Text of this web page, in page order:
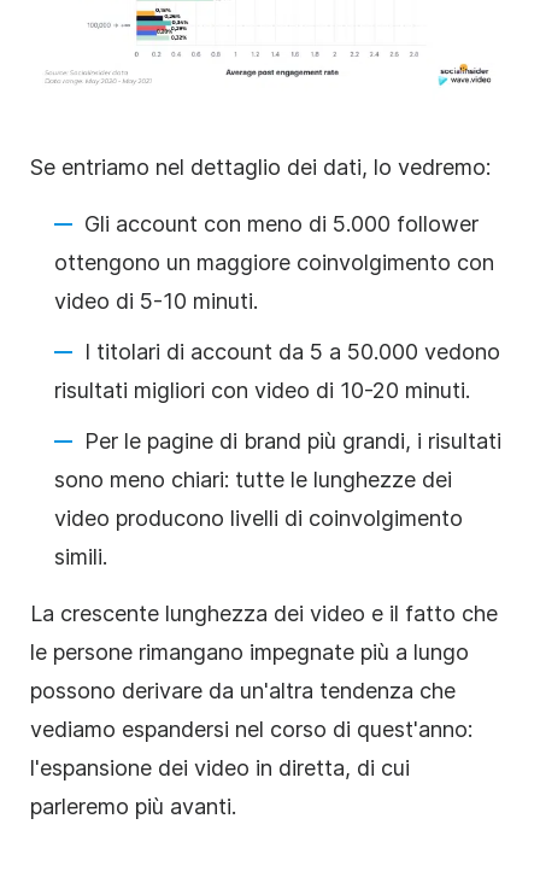
Se entriamo nel dettaglio dei dati, lo vedremo:
Gli account con meno di 5.000 follower
ottengono un maggiore coinvolgimento con
video di 5-10 minuti.
I titolari di account da 5 a 50.000 vedono
risultati migliori con video di 10-20 minuti.
Per le pagine di brand più grandi, i risultati
sono meno chiari: tutte le lunghezze dei
video producono livelli di coinvolgimento
simili.
La crescente lunghezza dei video e il fatto che
le persone rimangano impegnate più a lungo
possono derivare da un'altra tendenza che
vediamo espandersi nel corso di quest'anno:
l'espansione dei video in diretta, di cui
parleremo più avanti.